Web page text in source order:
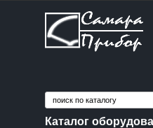
Каталог